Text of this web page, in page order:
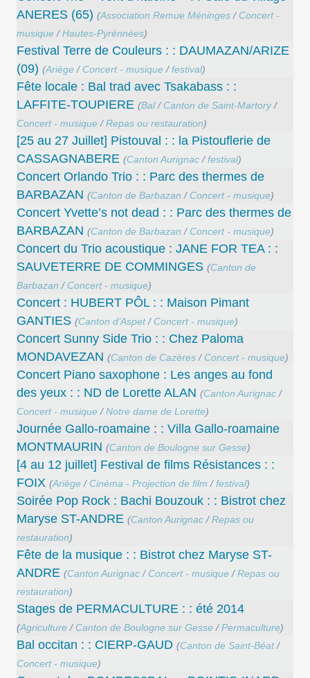
ANERES (65) (Association Remue Méninges / Concert -
musique /Hautes-Pyrénnées)
Festival Terre de Couleurs : : DAUMAZAN/ARIZE
(09) (Ariège / Concert - musique /festival)
Fête locale : Bal trad avec Tsakabass : :
LAFFITE-TOUPIERE (Bal/ Canton de Saint-Martory/
Concert - musique /Repas ou restauration)
[25 au 27 Juillet] Pistouval : : la Pistouflerie de
CASSAGNABERE (Canton Aurignac /festival)
Concert Orlando Trio : : Parc des thermes de
BARBAZAN (Canton de Barbazan / Concert - musique)
Concert Yvette’s not dead : : Parc des thermes de
BARBAZAN (Canton de Barbazan / Concert - musique)
Concert du Trio acoustique : JANE FOR TEA : :
SAUVETERRE DE COMMINGES (Canton de
Barbazan / Concert - musique)
Concert : HUBERT PÔL : : Maison Pimant
GANTIES (Canton d’Aspet/ Concert - musique)
Concert Sunny Side Trio : : Chez Paloma
MONDAVEZAN (Canton de Cazères / Concert - musique)
Concert Piano saxophone : Les anges au fond
des yeux : : ND de Lorette ALAN (Canton Aurignac /
Concert - musique /Notre dame de Lorette)
Journée Gallo-roamaine : : Villa Gallo-roamaine
MONTMAURIN (Canton de Boulogne sur Gesse)
[4 au 12 juillet] Festival de films Résistances : :
FOIX (Ariège / Cinéma - Projection de film /festival)
Soirée Pop Rock : Bachi Bouzouk : : Bistrot chez
Maryse ST-ANDRE (Canton Aurignac /Repas ou
restauration)
Fête de la musique : : Bistrot chez Maryse ST-
ANDRE (Canton Aurignac / Concert - musique /Repas ou
restauration)
Stages de PERMACULTURE : : été 2014
(Agriculture / Canton de Boulogne sur Gesse /Permaculture)
Bal occitan : : CIERP-GAUD (Canton de Saint-Béat/
Concert - musique)